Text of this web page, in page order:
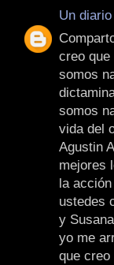
Un
creo
somos
somos
vida del
Agustin
mejores
la
ustedes
y
yo me
que